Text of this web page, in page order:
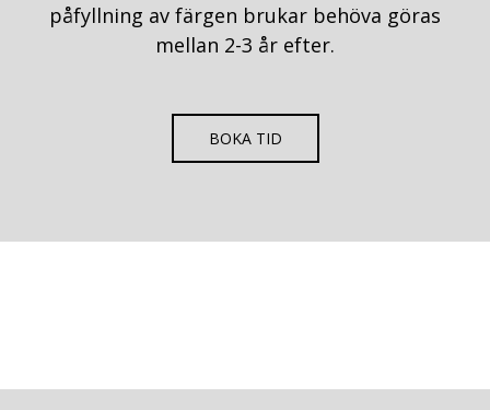
påfyllning av färgen brukar behöva göras
mellan 2-3 år efter.
BOKA TID